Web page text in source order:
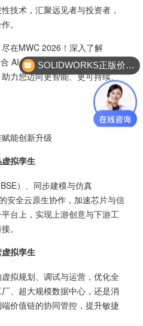
技术，汇聚远见者与投资者，
。
在MWC 2026！深入了解
AI、虚拟孪生与云协作技术，
力您迈向更智能、更可持续、
能创新升级
拟孪生
）、同步建模与仿真
安全云原生协作，加速芯片与信
台上，实现上游创意与下游工
。
拟孪生
拟规划、调试与运营，优化全
、超大规模数据中心，还是消
价值链的协同管控，提升敏捷
SOLIDWORKS正版价格？